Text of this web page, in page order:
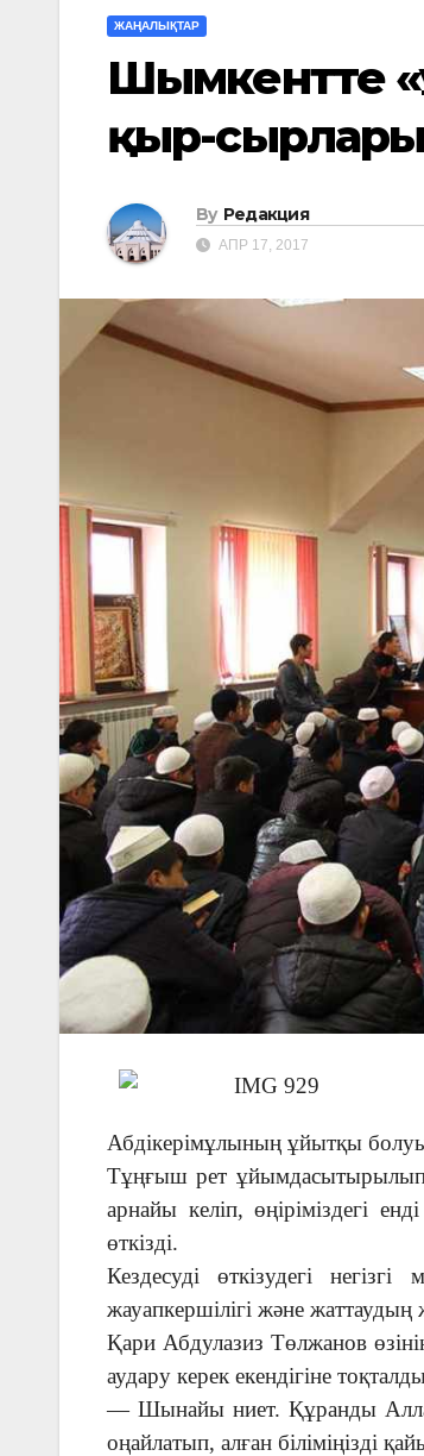
ЖАҢАЛЫҚТАР
Шымкентте
қыр-
By Редакция
АПР 17, 2017
Абдікерімұлының ұйытқы
Тұңғыш рет ұйымдасытырылып
арнайы келіп, өңіріміздегі
өткізді.
Кездесуді өткізудегі
жауапкершілігі және
Қари Абдулазиз Төлжанов
аудару керек екендігіне
— Шынайы ниет. Құранды Алла
оңайлатып, алған біліміңізді